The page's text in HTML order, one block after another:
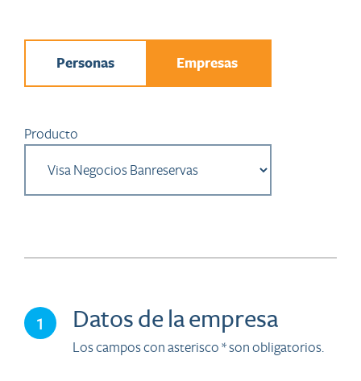
Personas Empresas
Producto
1 Datos de la empresa
Los campos con asterisco * son obligatorios.